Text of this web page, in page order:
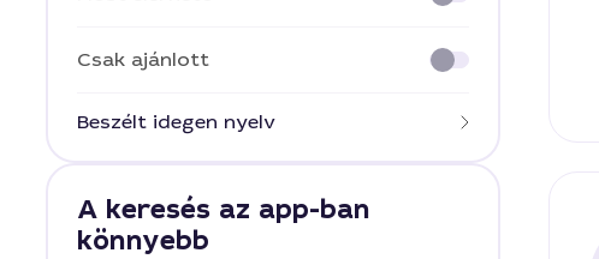
Csak ajánlott
Beszélt idegen nyelv
A keresés az app-ban
könnyebb